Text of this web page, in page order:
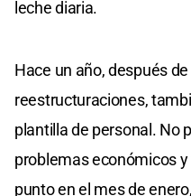
leche diaria.
Hace un año, después
reestructuraciones,
plantilla de personal. No
problemas económicos
punto en el mes de